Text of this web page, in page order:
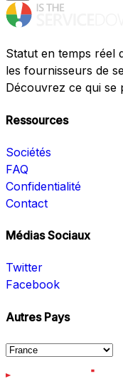
Statut en temps réel
les fournisseurs de
Découvrez ce qui se
Ressources
Sociétés
FAQ
Confidentialité
Contact
Médias Sociaux
Twitter
Facebook
Autres Pays